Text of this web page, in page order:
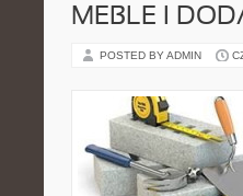
MEBLE I
POSTED BY ADMIN